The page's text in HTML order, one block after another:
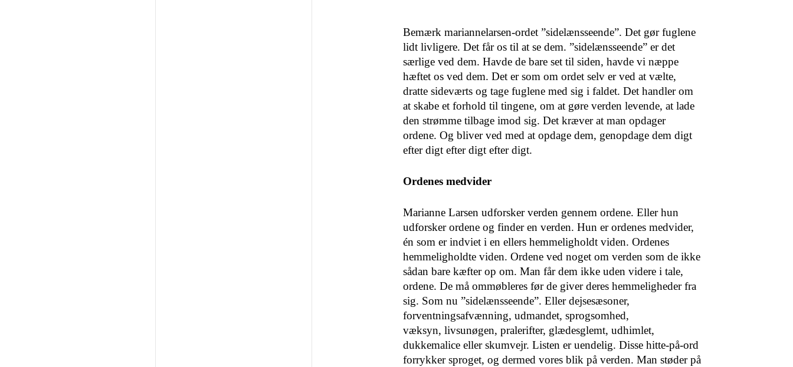
Bemærk mariannelarsen-ordet ”sidelænsseende”. Det gør fuglene
lidt livligere. Det får os til at se dem. ”sidelænsseende” er det
særlige ved dem. Havde de bare set til siden, havde vi næppe
hæftet os ved dem. Det er som om ordet selv er ved at vælte,
dratte sideværts og tage fuglene med sig i faldet. Det handler om
at skabe et forhold til tingene, om at gøre verden levende, at lade
den strømme tilbage imod sig. Det kræver at man opdager
ordene. Og bliver ved med at opdage dem, genopdage dem digt
efter digt efter digt efter digt.
Ordenes medvider
Marianne Larsen udforsker verden gennem ordene. Eller hun
udforsker ordene og finder en verden. Hun er ordenes medvider,
én som er indviet i en ellers hemmeligholdt viden. Ordenes
hemmeligholdte viden. Ordene ved noget om verden som de ikke
sådan bare kæfter op om. Man får dem ikke uden videre i tale,
ordene. De må ommøbleres før de giver deres hemmeligheder fra
sig. Som nu ”sidelænsseende”. Eller dejsesæsoner,
forventningsafvænning, udmandet, sprogsomhed,
væksyn, livsunøgen, pralerifter, glædesglemt, udhimlet,
dukkemalice eller skumvejr. Listen er uendelig. Disse hitte-på-ord
forrykker sproget, og dermed vores blik på verden. Man støder på